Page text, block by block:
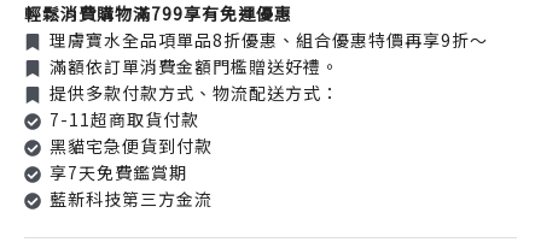
輕鬆消費購物滿799享有免運優惠
理膚寶水全品項單品8折優惠、組合優惠特價再享9折～
滿額依訂單消費金額門檻贈送好禮。
提供多款付款方式、物流配送方式：
7-11超商取貨付款
黑貓宅急便貨到付款
享7天免費鑑賞期
藍新科技第三方金流